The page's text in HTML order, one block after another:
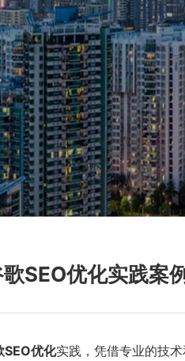
SEO优化实践案例
SEO优化实践，凭借专业的技